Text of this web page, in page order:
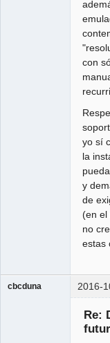
con
yo sí
la
y
de
(en el
no
estas
cbcduna 2016-
Re: